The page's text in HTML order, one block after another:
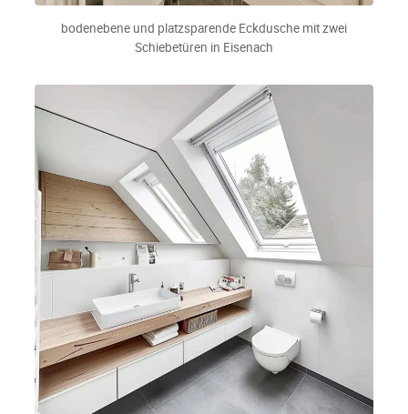
bodenebene und platzsparende Eckdusche mit zwei
Schiebetüren in Eisenach